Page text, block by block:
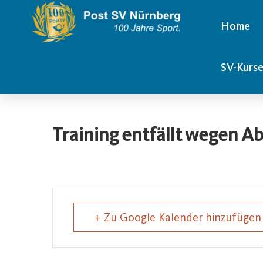
Home
SV-
Training entfällt wegen
+ Zu Google Kalender hinzufügen